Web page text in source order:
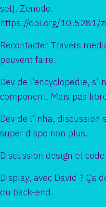
set]. Zenodo.
https://doi.org/10.5281/
Recontacter Travers
peuvent faire.
Dev de l’encyclopedie,
component. Mais pas
Dev de l’inha,
super dispo non plus.
Discussion design et code
Display, avec David ? Ça
du back-end.